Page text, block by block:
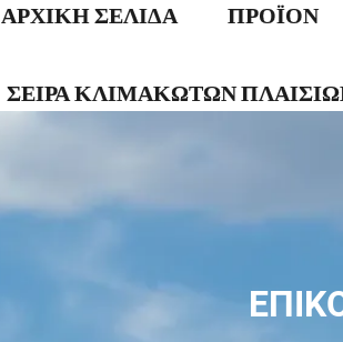
ΑΡΧΙΚΉ ΣΕΛΊΔΑ ΠΡΟΪΟΝ
ΣΕΙΡΆ ΚΛΙΜΑΚΩΤΏΝ